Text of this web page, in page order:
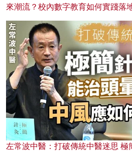
來潮流？校內數字教育如何實踐落
左常波中醫：打破傳統中醫迷思 極